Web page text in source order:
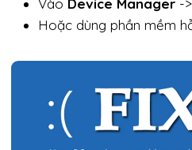
Vào Device Manager ->
Hoặc dùng phần mềm